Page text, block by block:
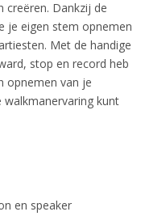
creëren. Dankzij de
je eigen stem opnemen
Met de handige
stop en record heb
opnemen van je
kunt
en speaker